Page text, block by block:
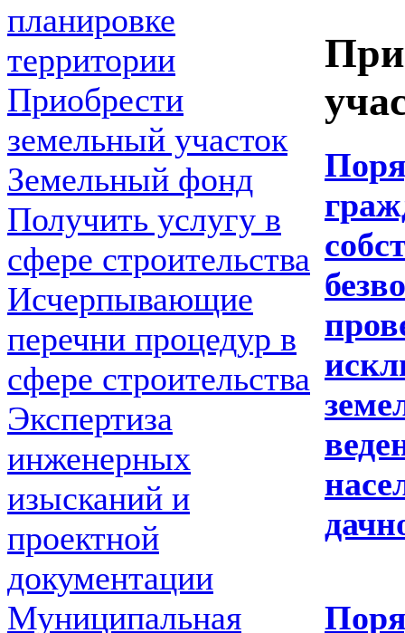
планировке
территории
Приобрести
земельный участок
Земельный фонд
Получить услугу в
сфере строительства
Исчерпывающие
перечни процедур в
сфере строительства
Экспертиза
инженерных
изысканий и
проектной
документации
Муниципальная